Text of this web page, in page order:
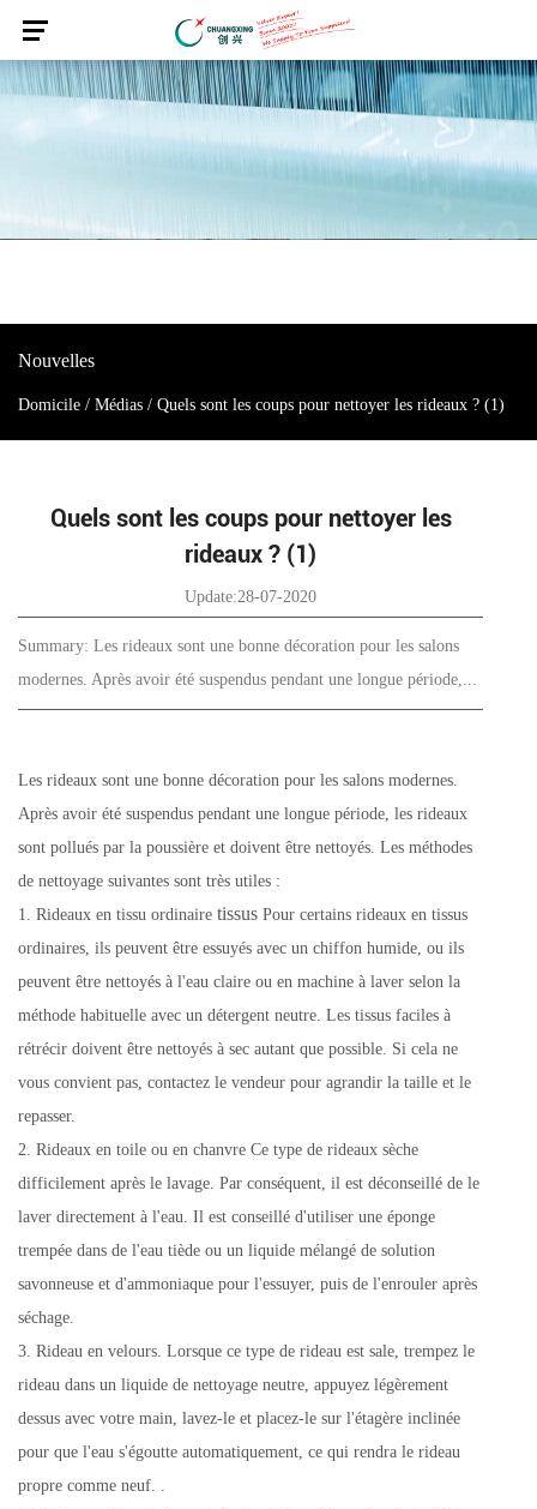
Nouvelles
Domicile / Médias / Quels sont les coups pour nettoyer les rideaux ? (1)
Quels sont les coups pour nettoyer les
rideaux ? (1)
Update:28-07-2020
Summary: Les rideaux sont une bonne décoration pour les salons
modernes. Après avoir été suspendus pendant une longue période,...
Les rideaux sont une bonne décoration pour les salons modernes.
Après avoir été suspendus pendant une longue période, les rideaux
sont pollués par la poussière et doivent être nettoyés. Les méthodes
de nettoyage suivantes sont très utiles :
1. Rideaux en tissu ordinaire tissus Pour certains rideaux en tissus
ordinaires, ils peuvent être essuyés avec un chiffon humide, ou ils
peuvent être nettoyés à l'eau claire ou en machine à laver selon la
méthode habituelle avec un détergent neutre. Les tissus faciles à
rétrécir doivent être nettoyés à sec autant que possible. Si cela ne
vous convient pas, contactez le vendeur pour agrandir la taille et le
repasser.
2. Rideaux en toile ou en chanvre Ce type de rideaux sèche
difficilement après le lavage. Par conséquent, il est déconseillé de le
laver directement à l'eau. Il est conseillé d'utiliser une éponge
trempée dans de l'eau tiède ou un liquide mélangé de solution
savonneuse et d'ammoniaque pour l'essuyer, puis de l'enrouler après
séchage.
3. Rideau en velours. Lorsque ce type de rideau est sale, trempez le
rideau dans un liquide de nettoyage neutre, appuyez légèrement
dessus avec votre main, lavez-le et placez-le sur l'étagère inclinée
pour que l'eau s'égoutte automatiquement, ce qui rendra le rideau
propre comme neuf. .